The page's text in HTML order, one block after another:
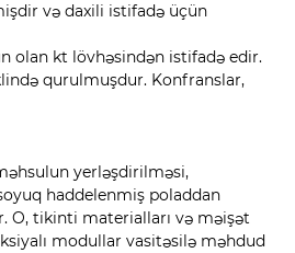
və daxili istifadə üçün
olan kt lövhəsindən istifadə edir.
qurulmuşdur. Konfranslar,
yerləşdirilməsi,
haddelenmiş poladdan
O, tikinti materialları və məişət
modullar vasitəsilə məhdud